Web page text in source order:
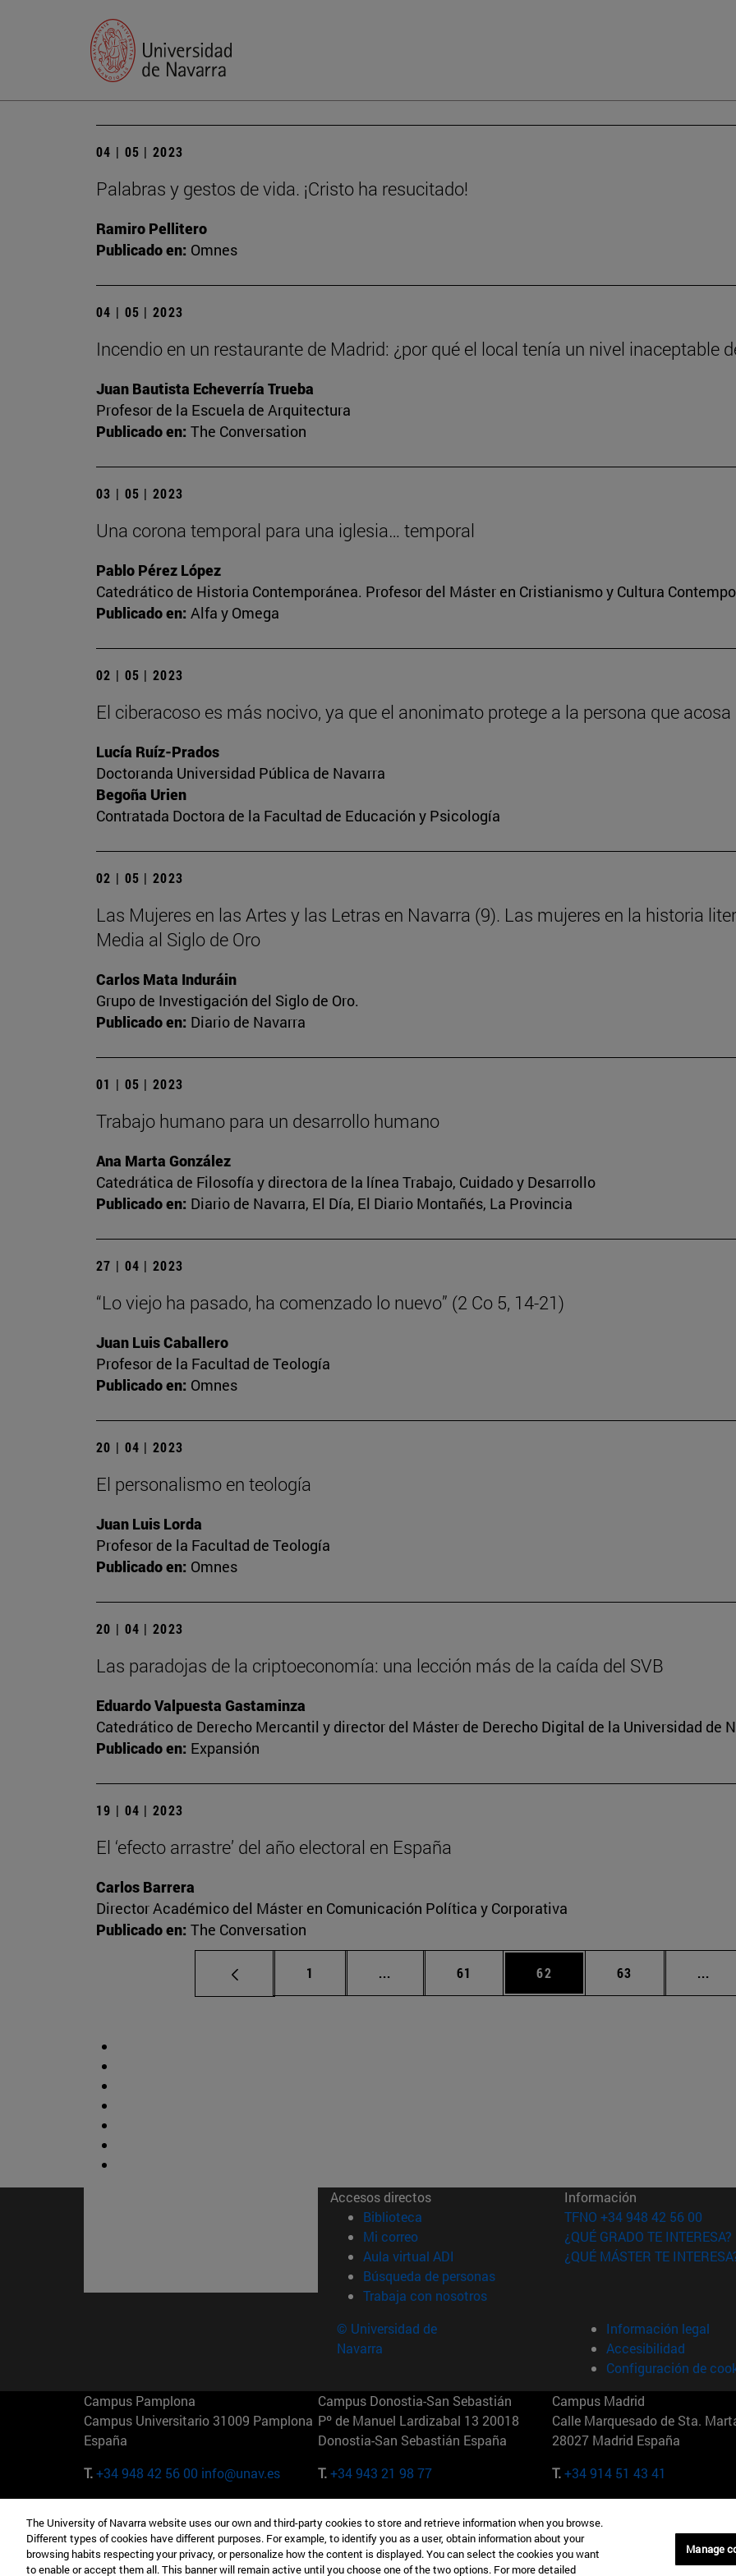
04 | 05 | 2023
Palabras y gestos de vida. ¡Cristo ha resucitado!
Ramiro Pellitero
Publicado en: Omnes
04 | 05 | 2023
Incendio en un restaurante de Madrid: ¿por qué el local tenía un nivel inaceptable
Juan Bautista Echeverría Trueba
Profesor de la Escuela de Arquitectura
Publicado en: The Conversation
03 | 05 | 2023
Una corona temporal para una iglesia… temporal
Pablo Pérez López
Catedrático de Historia Contemporánea. Profesor del Máster en Cristianismo y Cultura
Publicado en: Alfa y Omega
02 | 05 | 2023
El ciberacoso es más nocivo, ya que el anonimato protege a la persona que acosa
Lucía Ruíz-Prados
Doctoranda Universidad Pública de Navarra
Begoña Urien
Contratada Doctora de la Facultad de Educación y Psicología
02 | 05 | 2023
Las Mujeres en las Artes y las Letras en Navarra (9). Las mujeres en la historia
Media al Siglo de Oro
Carlos Mata Induráin
Grupo de Investigación del Siglo de Oro.
Publicado en: Diario de Navarra
01 | 05 | 2023
Trabajo humano para un desarrollo humano
Ana Marta González
Catedrática de Filosofía y directora de la línea Trabajo, Cuidado y Desarrollo
Publicado en: Diario de Navarra, El Día, El Diario Montañés, La Provincia
27 | 04 | 2023
“Lo viejo ha pasado, ha comenzado lo nuevo” (2 Co 5, 14-21)
Juan Luis Caballero
Profesor de la Facultad de Teología
Publicado en: Omnes
20 | 04 | 2023
El personalismo en teología
Juan Luis Lorda
Profesor de la Facultad de Teología
Publicado en: Omnes
20 | 04 | 2023
Las paradojas de la criptoeconomía: una lección más de la caída del SVB
Eduardo Valpuesta Gastaminza
Catedrático de Derecho Mercantil y director del Máster de Derecho Digital de la Universidad de
Publicado en: Expansión
19 | 04 | 2023
El ‘efecto arrastre’ del año electoral en España
Carlos Barrera
Director Académico del Máster en Comunicación Política y Corporativa
Publicado en: The Conversation
Página
1 ... Páginas intermedias Use TAB para desplazarse.
Página
61 Página
62 Página
63 ...
Accesos directos
Biblioteca (abre en nueva ventana)
Mi correo(abre en nueva ventana)
Aula virtual ADI (abre en nueva ventana)
Búsqueda de personas(abre en nueva ventana)
Trabaja con nosotros(abre en nueva ventana)
Información
TFNO +34 948 42 56 00
¿QUÉ GRADO TE INTERESA?
¿QUÉ MÁSTER TE
© Universidad de
Navarra
Información legal
Accesibilidad
Configuración de
Campus Pamplona
Campus Universitario 31009 Pamplona
España
T.+34 948 42 56 00 info@unav.es
Campus Donostia-San Sebastián
Pº de Manuel Lardizabal 13 20018
Donostia-San Sebastián España
T.+34 943 21 98 77
Campus Madrid
Calle Marquesado de Sta.
28027 Madrid España
T.+34 914 51 43 41
Camino del Cerro Águila 3 28023
Madrid España
165 W 57th St 10019-2201 Nueva York
EE.UU
Maria-Theresia-Straße 15 81675
Múnich Alemania
The University of Navarra website uses our own and third-party cookies to store and retrieve information when you browse.
Different types of cookies have different purposes. For example, to identify you as a user, obtain information about your
browsing habits respecting your privacy, or personalize how the content is displayed. You can select the cookies you want
to enable or accept them all. This banner will remain active until you choose one of the two options. For more detailed
Manage